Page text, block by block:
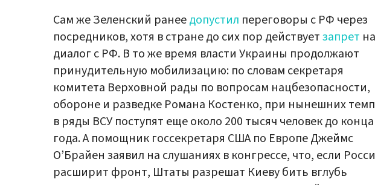
Сам же Зеленский ранеедопустил переговоры с РФ через
посредников, хотя в стране до сих пор действуетзапрет на
диалог с РФ. В то же время власти Украины продолжают
принудительную мобилизацию: по словам секретаря
комитета Верховной рады по вопросам нацбезопасности,
обороне и разведке Романа Костенко, при нынешних
в ряды ВСУ поступят еще около 200 тысяч человек до конца
года. А помощник госсекретаря США по Европе Джеймс
О’Брайен заявил на слушаниях в конгрессе, что, если
расширит фронт, Штаты разрешат Киеву бить вглубь